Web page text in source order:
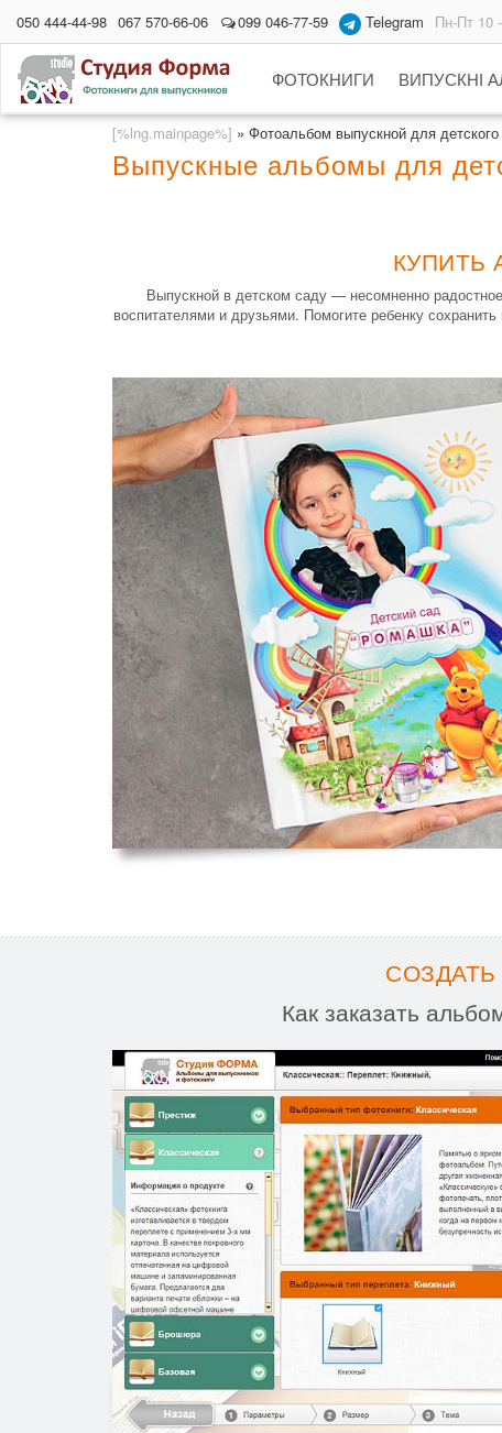
050 444-44-98 067 570-66-06 099 046-77-59 Telegram Пн-Пт 10
ФОТОКНИГИ ВИПУСКНІ
[%lng.mainpage%] » Фотоальбом выпускной для
Выпускные альбомы для
КУПИТЬ
Выпускной в детском саду — несомненно
воспитателями и друзьями. Помогите ребенку
Как заказать